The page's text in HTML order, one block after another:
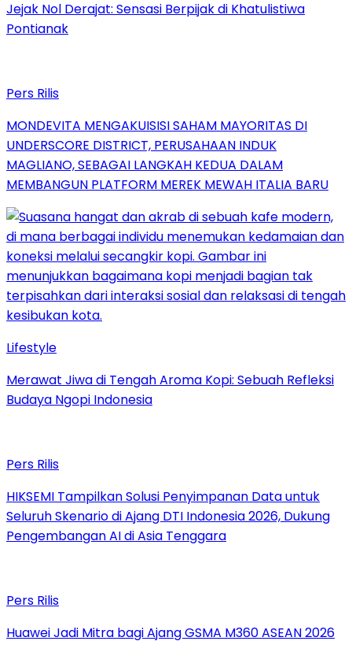
Jejak Nol Derajat: Sensasi Berpijak di Khatulistiwa
Pontianak
Pers Rilis
MONDEVITA MENGAKUISISI SAHAM MAYORITAS DI
UNDERSCORE DISTRICT, PERUSAHAAN INDUK
MAGLIANO, SEBAGAI LANGKAH KEDUA DALAM
MEMBANGUN PLATFORM MEREK MEWAH ITALIA BARU
Lifestyle
Merawat Jiwa di Tengah Aroma Kopi: Sebuah Refleksi
Budaya Ngopi Indonesia
Pers Rilis
HIKSEMI Tampilkan Solusi Penyimpanan Data untuk
Seluruh Skenario di Ajang DTI Indonesia 2026, Dukung
Pengembangan AI di Asia Tenggara
Pers Rilis
Huawei Jadi Mitra bagi Ajang GSMA M360 ASEAN 2026